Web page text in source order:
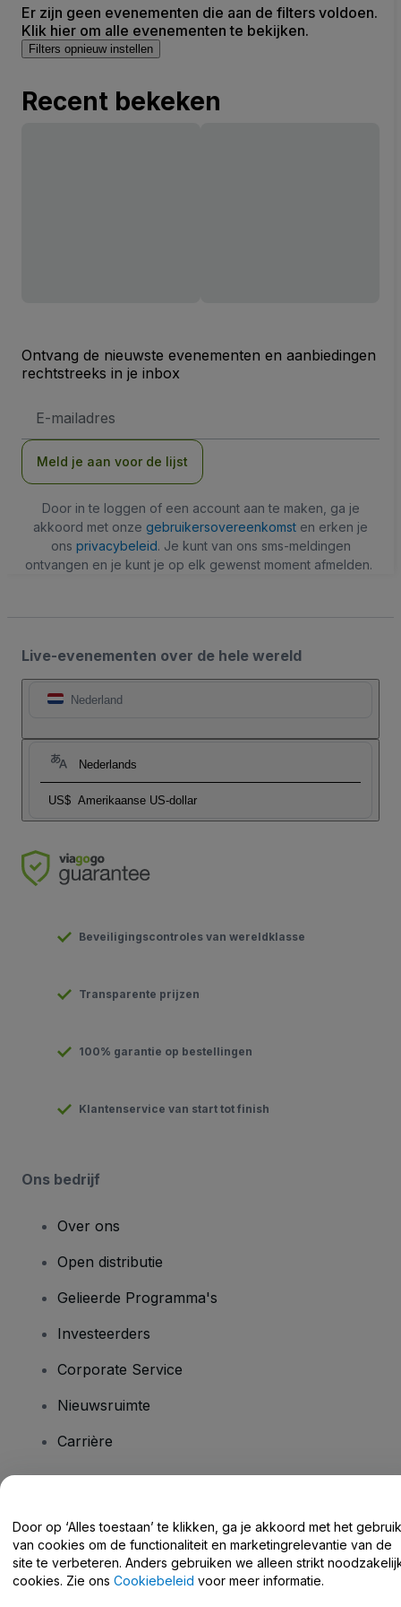
Er zijn geen evenementen die aan de filters voldoen.
Klik hier om alle evenementen te bekijken.
Filters opnieuw instellen
Recent bekeken
Ontvang de nieuwste evenementen en aanbiedingen
rechtstreeks in je inbox
mailadres
Meld je aan voor de lijst
Door in te loggen of een account aan te maken, ga je
akkoord met onze gebruikersovereenkomst en erken je
ons privacybeleid. Je kunt van ons sms-meldingen
ontvangen en je kunt je op elk gewenst moment afmelden.
Live-evenementen over de hele wereld
Nederland
Nederlands
US$ Amerikaanse US-dollar
Beveiligingscontroles van wereldklasse
Transparente prijzen
100% garantie op bestellingen
Klantenservice van start tot finish
Ons bedrijf
Over ons
Open distributie
Gelieerde Programma's
Investeerders
Corporate Service
Nieuwsruimte
Carrière
Helpcentrum / Neem Contact Met Ons Op
Door op ‘Alles toestaan’ te klikken, ga je akkoord met het gebruik
van cookies om de functionaliteit en marketingrelevantie van de
site te verbeteren. Anders gebruiken we alleen strikt
cookies. Zie ons Cookiebeleid voor meer informatie.